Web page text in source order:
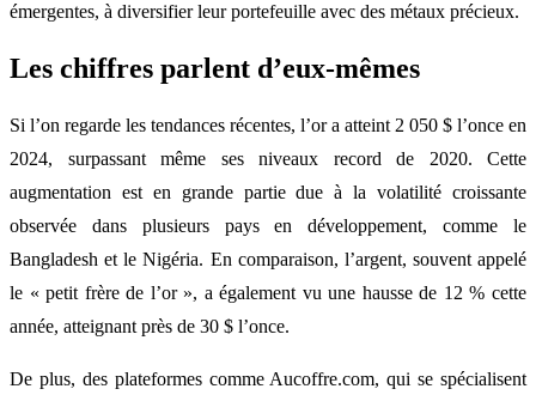
émergentes, à diversifier leur portefeuille avec des métaux précieux.
Les chiffres parlent d’eux-mêmes
Si l’on regarde les tendances récentes, l’or a atteint 2 050 $ l’once en
2024, surpassant même ses niveaux record de 2020. Cette
augmentation est en grande partie due à la volatilité croissante
observée dans plusieurs pays en développement, comme le
Bangladesh et le Nigéria. En comparaison, l’argent, souvent appelé
le « petit frère de l’or », a également vu une hausse de 12 % cette
année, atteignant près de 30 $ l’once.
De plus, des plateformes comme Aucoffre.com, qui se spécialisent